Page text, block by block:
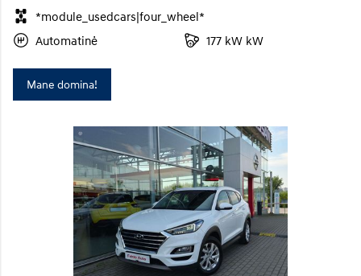
*module_usedcars|four_wheel*
Automatinė
177 kW kW
Mane domina!